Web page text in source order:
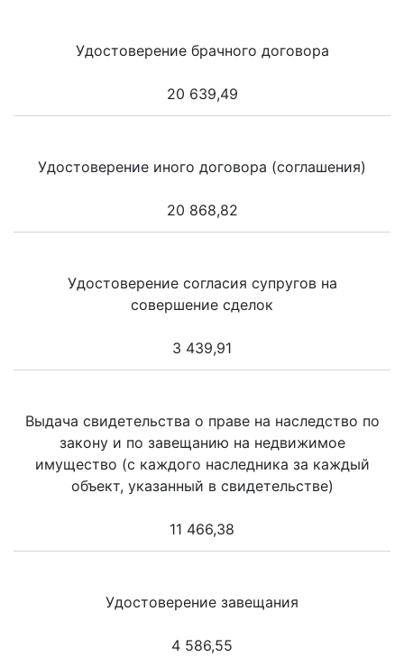
Удостоверение брачного договора
20 639,49
Удостоверение иного договора (соглашения)
20 868,82
Удостоверение согласия супругов на
совершение сделок
3 439,91
Выдача свидетельства о праве на наследство по
закону и по завещанию на недвижимое
имущество (с каждого наследника за каждый
объект, указанный в свидетельстве)
11 466,38
Удостоверение завещания
4 586,55